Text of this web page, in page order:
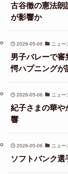
古谷徹の憲法朗
が影響か
2026-05-06 ニュー
男子バレーで
愕ハプニングが
2026-05-06 ニュー
紀子さまの華や
響
2026-05-06 ニュー
ソフトバンク